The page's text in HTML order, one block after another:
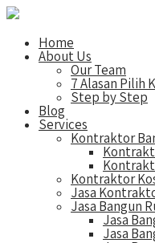
Home
About Us
Our Team
7 Alasan Pilih
Step by Step
Blog
Services
Kontraktor
Kontraktor
Jasa
Jasa Bangun
Jasa
Jasa